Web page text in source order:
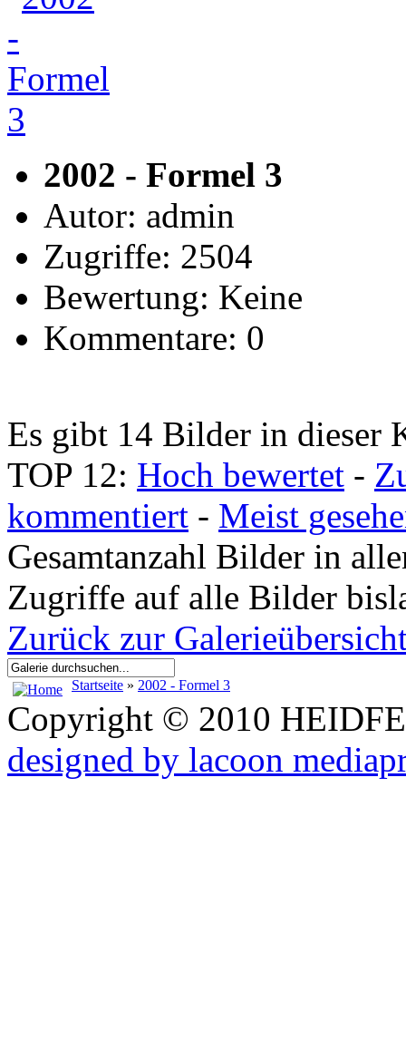
2002 - Formel 3
Autor: admin
Zugriffe: 2504
Bewertung: Keine
Kommentare: 0
Es gibt 14 Bilder in dieser
TOP 12: Hoch bewertet -
kommentiert - Meist
Gesamtanzahl Bilder in
Zugriffe auf alle Bilder
Zurück zur
Startseite » 2002 - Formel 3
Copyright © 2010
designed by lacoon